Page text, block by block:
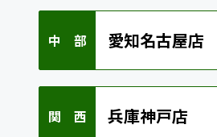
中 部 愛知名古屋店
関 西 兵庫神戸店